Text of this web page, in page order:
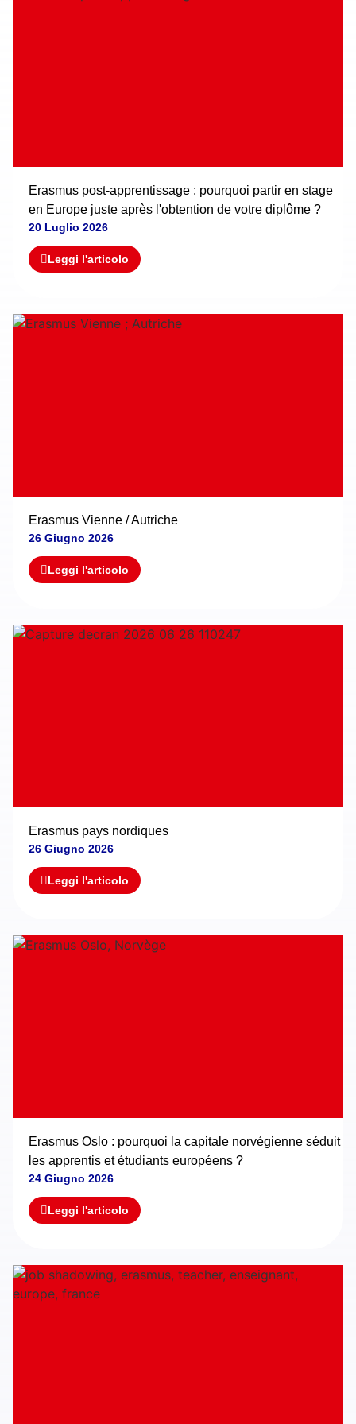
Erasmus post-apprentissage : pourquoi partir en stage
en Europe juste après l'obtention de votre diplôme ?
20 Luglio 2026
Leggi l'articolo
Erasmus Vienne / Autriche
26 Giugno 2026
Leggi l'articolo
Erasmus pays nordiques
26 Giugno 2026
Leggi l'articolo
Erasmus Oslo : pourquoi la capitale norvégienne séduit
les apprentis et étudiants européens ?
24 Giugno 2026
Leggi l'articolo